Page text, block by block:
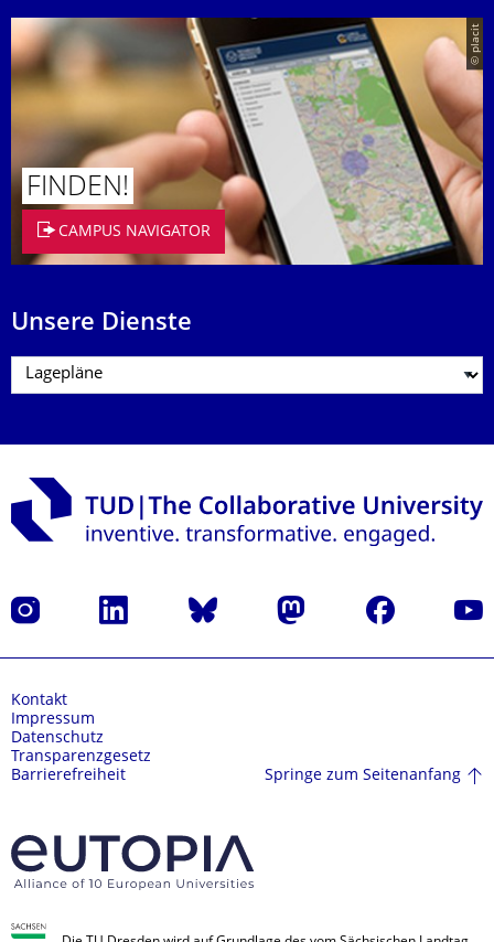
© placit
FINDEN!
CAMPUS NAVIGATOR
Unsere Dienste
Instagram LinkedIn Bluesky Mastodon Facebook
Kontakt
Impressum
Datenschutz
Transparenzgesetz
Barrierefreiheit
Springe zum Seitenanfang